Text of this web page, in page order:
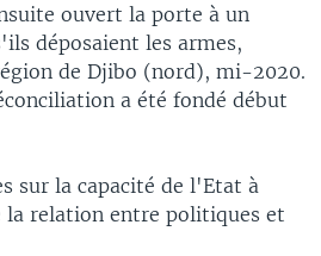
ouvert la porte à un
déposaient les armes,
de Djibo (nord), mi-2020.
a été fondé début
sur la capacité de l'Etat à
la relation entre politiques et